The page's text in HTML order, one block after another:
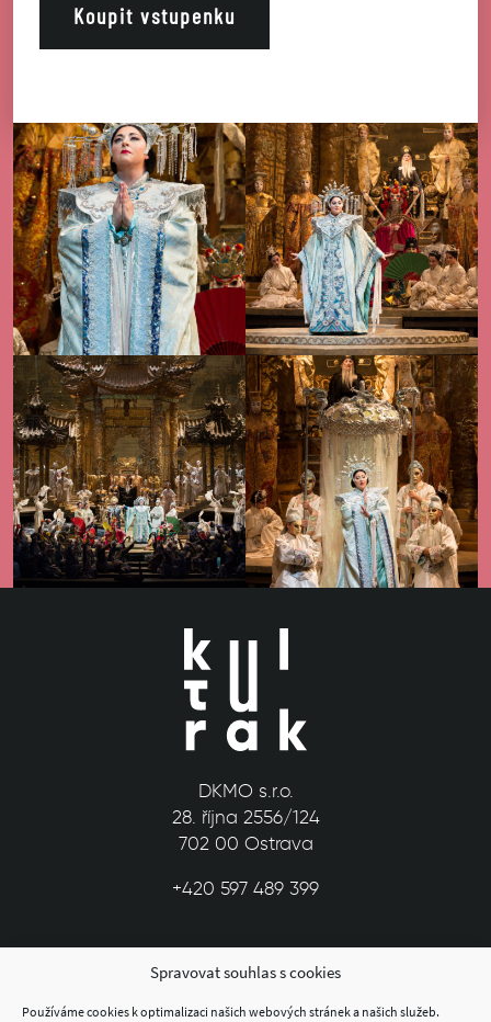
Spravovat souhlas s cookies
Používáme cookies k optimalizaci našich webových stránek a našich služeb.
Koupit vstupenku
DKMO s.r.o.
28. října 2556/124
702 00 Ostrava
+420 597 489 399